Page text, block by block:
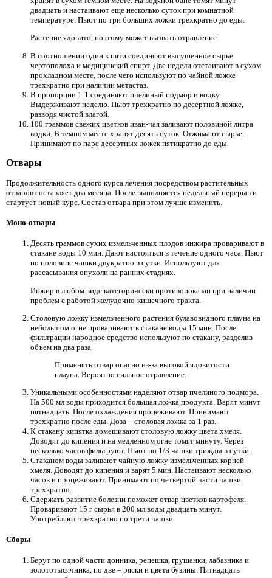
двадцать и настаивают еще несколько суток при комнатной
температуре. Пьют по три больших ложки трехкратно до еды.
Растение ядовито, поэтому может вызвать отравление.
В соотношении один к пяти соединяют высушенное сырье
чертополоха и медицинский спирт. Две недели отстаивают в сухом
прохладном месте, после чего используют по чайной ложке
трехкратно при наличии метастаз.
В пропорции 1:1 соединяют пчелиный подмор и водку.
Выдерживают неделю. Пьют трехкратно по десертной ложке,
разводя чистой влагой.
100 граммов свежих цветков иван-чая заливают половиной литра
водки. В темном месте хранят десять суток. Отжимают сырье.
Принимают по паре десертных ложек пятикратно до еды.
Отвары
Продолжительность одного курса лечения посредством растительных
отваров составляет два месяца. После выполняется недельный перерыв и
стартует новый курс. Состав отвара при этом лучше изменить.
Моно-отвары
Десять граммов сухих измельченных плодов инжира проваривают в
стакане воды 10 мин. Дают настояться в течение одного часа. Пьют
по половине чашки двукратно в сутки. Используют для
рассасывания опухоли на ранних стадиях.
Инжир в любом виде категорически противопоказан при наличии
проблем с работой желудочно-кишечного тракта.
Столовую ложку измельченного растения булавовидного плауна на
небольшом огне проваривают в стакане воды 15 мин. После
фильтрации народное средство используют по стакану, разделив
объем на два раза.
Применять отвар опасно из-за высокой ядовитости
плауна. Вероятно сильное отравление.
Уникальными особенностями наделяют отвар пчелиного подмора.
На 500 мл воды приходится большая ложка продукта. Варят минут
пятнадцать. После охлаждения процеживают. Принимают
трехкратно после еды. Доза – столовая ложка за 1 раз.
К стакану кипятка домешивают столовую ложку цвета хмеля.
Доводят до кипения и на медленном огне томят минуту. Через
несколько часов фильтруют. Пьют по 1/3 чашки трижды в сутки.
Стаканом воды заливают чайную ложку измельченных корней
хмеля. Доводят до кипения и варят 5 мин. Настаивают несколько
часов и процеживают. Принимают по четвертой части чашки
трехкратно.
Сдержать развитие болезни поможет отвар цветков картофеля.
Проваривают 15 г сырья в 200 мл воды двадцать минут.
Употребляют трехкратно по трети чашки.
Сборы
Берут по одной части донника, репешка, грушанки, лабазника и
золототысячника, по две – ряски и цвета бузины. Пятнадцать